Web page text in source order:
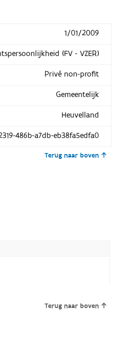
1/01/2009
(FV - VZER)
Privé non-profit
Gemeentelijk
Heuvelland
486b-a7db-eb38fa5edfa0
Terug naar boven
Terug naar boven